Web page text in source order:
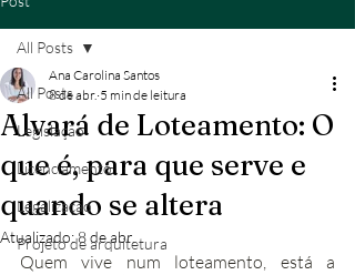
All Posts
Legislação
Licenciamento
Legalização
Projeto de arquitetura
All Posts
Alvará de Loteamento: O
que é, para que serve e
quando se altera
Ana Carolina Santos
8 de abr. 5 min de leitura
Atualizado:8 de abr.
Quem vive num loteamento, está a